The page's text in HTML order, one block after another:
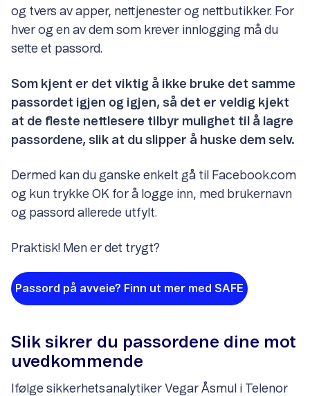
og tvers av apper, nettjenester og nettbutikker. For
hver og en av dem som krever innlogging må du
sette et passord.
Som kjent er det viktig å ikke bruke det samme
passordet igjen og igjen, så det er veldig kjekt
at de fleste nettlesere tilbyr mulighet til å lagre
passordene, slik at du slipper å huske dem selv.
Dermed kan du ganske enkelt gå til Facebook.com
og kun trykke OK for å logge inn, med brukernavn
og passord allerede utfylt.
Praktisk! Men er det trygt?
Passord på avveie? Finn ut mer med SAFE
Slik sikrer du passordene dine mot
uvedkommende
Ifølge sikkerhetsanalytiker Vegar Åsmul i Telenor